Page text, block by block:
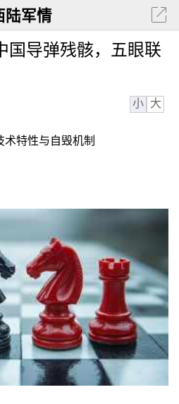
陆军情
国导弹残骸，五眼联
小 大
特性与自毁机制